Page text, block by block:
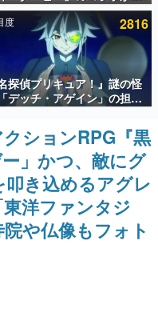
ージビュー数万以上！ などな
電ファミ渾身の“殿堂入り”記
々に製作時のエピソードをお
ーム）とは何か？を探ってい
。『赫本』は、〈試験問題〉
です。
“最大170連無料”の8.5周年
ンペーンなども発表
度 2816
名探偵プリキュア！』謎の怪
デッチ・アゲイン」の担当
ストは天﨑滉平さんと判
。『Re:ゼロから始める異世
活』オットー役、『ヒプノ
マイク』山田三郎役など
ションRPG『黒
」かつ、敵にグ
き込めるアグレ
洋ファンタジ
や仏像もフォト